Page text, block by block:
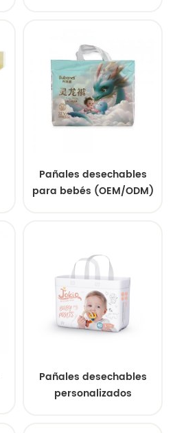
Pañales desechables
para bebés (OEM/ODM)
Pañales desechables
personalizados